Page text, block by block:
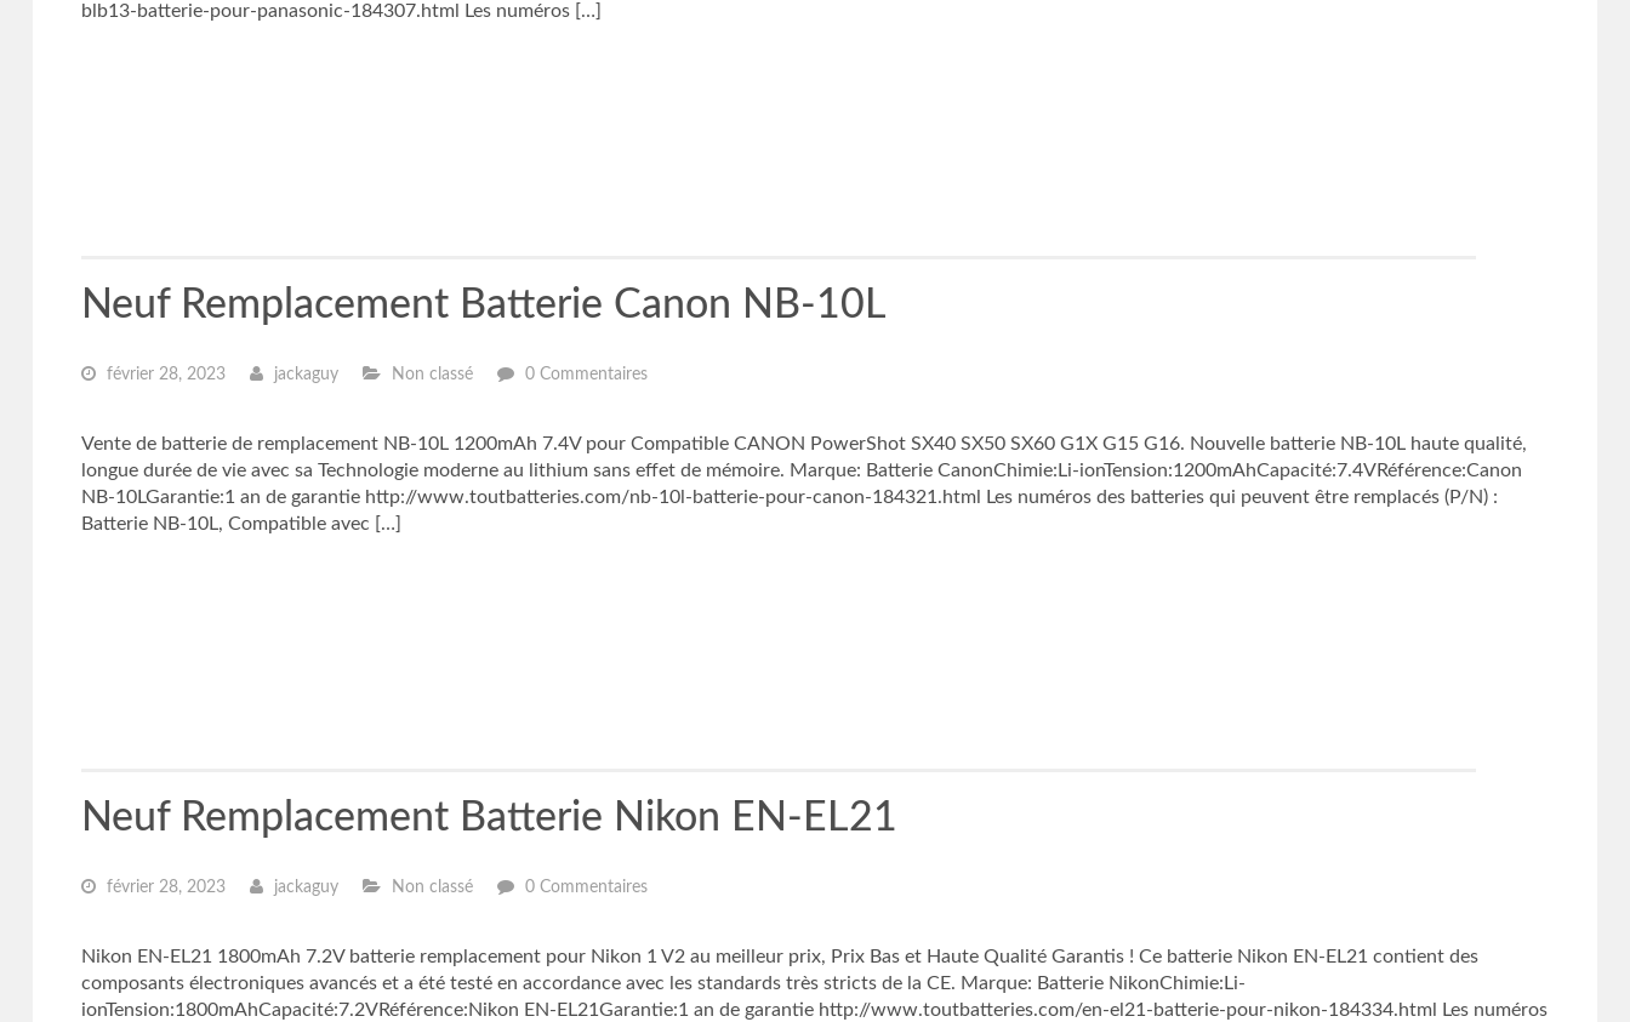
blb13-batterie-pour-panasonic-184307.html Les numéros […]
Neuf Remplacement Batterie Canon NB-10L
février 28, 2023 jackaguy Non classé 0 Commentaires
Vente de batterie de remplacement NB-10L 1200mAh 7.4V pour Compatible CANON PowerShot SX40 SX50 SX60 G1X G15 G16. Nouvelle batterie NB-10L haute qualité,
longue durée de vie avec sa Technologie moderne au lithium sans effet de mémoire. Marque: Batterie CanonChimie:Li-ionTension:1200mAhCapacité:7.4VRéférence:Canon
NB-10LGarantie:1 an de garantie http://www.toutbatteries.com/nb-10l-batterie-pour-canon-184321.html Les numéros des batteries qui peuvent être remplacés (P/N) :
Batterie NB-10L, Compatible avec […]
Neuf Remplacement Batterie Nikon EN-EL21
février 28, 2023 jackaguy Non classé 0 Commentaires
Nikon EN-EL21 1800mAh 7.2V batterie remplacement pour Nikon 1 V2 au meilleur prix, Prix Bas et Haute Qualité Garantis ! Ce batterie Nikon EN-EL21 contient des
composants électroniques avancés et a été testé en accordance avec les standards très stricts de la CE. Marque: Batterie NikonChimie:Li-
ionTension:1800mAhCapacité:7.2VRéférence:Nikon EN-EL21Garantie:1 an de garantie http://www.toutbatteries.com/en-el21-batterie-pour-nikon-184334.html Les numéros